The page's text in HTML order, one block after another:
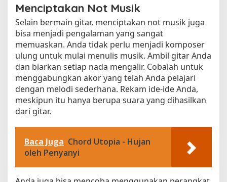
Menciptakan Not Musik
Selain bermain gitar, menciptakan not musik juga
bisa menjadi pengalaman yang sangat
memuaskan. Anda tidak perlu menjadi komposer
ulung untuk mulai menulis musik. Ambil gitar Anda
dan biarkan setiap nada mengalir. Cobalah untuk
menggabungkan akor yang telah Anda pelajari
dengan melodi sederhana. Rekam ide-ide Anda,
meskipun itu hanya berupa suara yang dihasilkan
dari gitar.
Baca Juga Chord Utopia - Hujan
oleh Penyanyi